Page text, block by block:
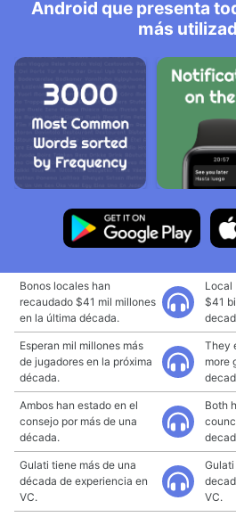
Android que presenta
más
Bonos locales han
recaudado $41 mil millones
en la última década.
Local
$41
Esperan mil millones más
de jugadores en la próxima
década.
They
more
Ambos han estado en el
consejo por más de una
década.
Both
Gulati tiene más de una
década de experiencia en
VC.
Gulati
VC.